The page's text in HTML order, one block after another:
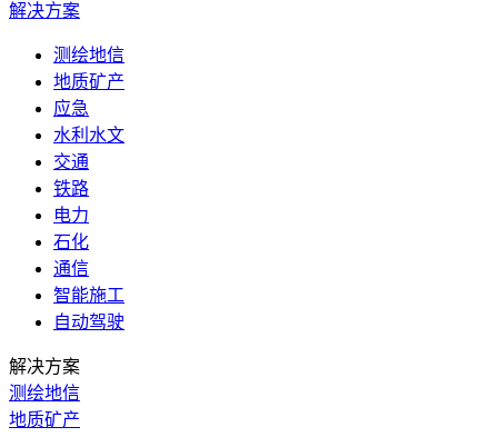
解决方案
测绘地信
地质矿产
应急
水利水文
交通
铁路
电力
石化
通信
智能施工
自动驾驶
解决方案
测绘地信
地质矿产